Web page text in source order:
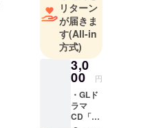
リターン
が届きま
す(All-in
方式)
3,0
00 円
・GLド
ラマ
CD「午